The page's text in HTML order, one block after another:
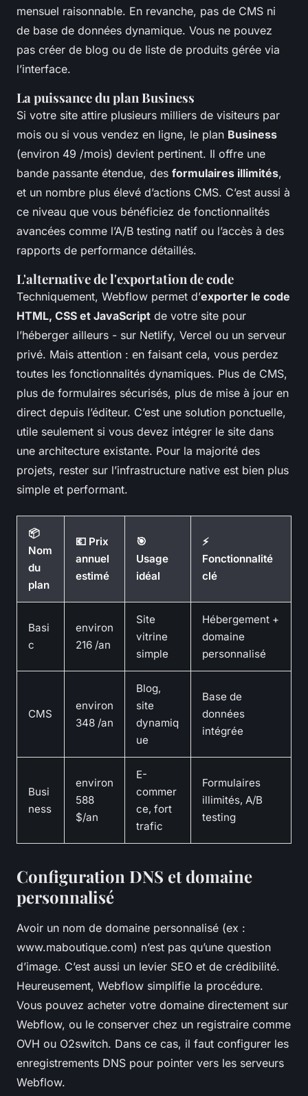
mensuel raisonnable. En revanche, pas de CMS ni
de base de données dynamique. Vous ne pouvez
pas créer de blog ou de liste de produits gérée via
l’interface.
La puissance du plan Business
Si votre site attire plusieurs milliers de visiteurs par
mois ou si vous vendez en ligne, le plan Business
(environ 49 /mois) devient pertinent. Il offre une
bande passante étendue, des formulaires illimités,
et un nombre plus élevé d’actions CMS. C’est aussi à
ce niveau que vous bénéficiez de fonctionnalités
avancées comme l’A/B testing natif ou l’accès à des
rapports de performance détaillés.
L'alternative de l'exportation de code
Techniquement, Webflow permet d’exporter le code
HTML, CSS et JavaScript de votre site pour
l’héberger ailleurs - sur Netlify, Vercel ou un serveur
privé. Mais attention : en faisant cela, vous perdez
toutes les fonctionnalités dynamiques. Plus de CMS,
plus de formulaires sécurisés, plus de mise à jour en
direct depuis l’éditeur. C’est une solution ponctuelle,
utile seulement si vous devez intégrer le site dans
une architecture existante. Pour la majorité des
projets, rester sur l’infrastructure native est bien plus
simple et performant.
📦
Nom
du
plan
💶 Prix
annuel
estimé
🎯
Usage
idéal
⚡
Fonctionnalité
clé
Basi
c
environ
216 /an
Site
vitrine
simple
Hébergement +
domaine
personnalisé
CMS
environ
348 /an
Blog,
site
dynamiq
ue
Base de
données
intégrée
Busi
ness
environ
588
$/an
E-
commer
ce, fort
trafic
Formulaires
illimités, A/B
testing
Configuration DNS et domaine
personnalisé
Avoir un nom de domaine personnalisé (ex :
www.maboutique.com) n’est pas qu’une question
d’image. C’est aussi un levier SEO et de crédibilité.
Heureusement, Webflow simplifie la procédure.
Vous pouvez acheter votre domaine directement sur
Webflow, ou le conserver chez un registraire comme
OVH ou O2switch. Dans ce cas, il faut configurer les
enregistrements DNS pour pointer vers les serveurs
Webflow.